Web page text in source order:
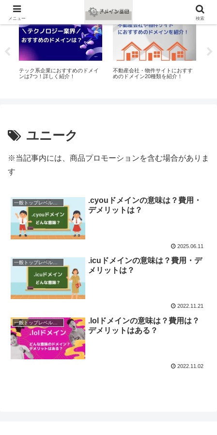
おすすめ
テック系企業におすすめのドメイ
ンは7つ！詳しく紹介！
不動産会社・物件サイトにおすす
めのドメイン20種類を紹介！
ユニーク
※当記事内には、商品プロモーションを含む場合がありま
す
一般トップレベルドメイン（gTLD）
.cyouドメインの意味は？費用・
デメリットは？
2025.06.11
一般トップレベルドメイン（gTLD）
.icuドメインの意味は？費用・デ
メリットは？
2022.11.21
一般トップレベルドメイン（gTLD）
.lolドメインの意味は？費用は？
デメリットはある？
2022.11.02
メニュー 検索